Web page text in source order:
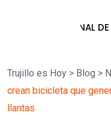
7 de
Trujillo es Hoy > Blog >
crean bicicleta que
llantas